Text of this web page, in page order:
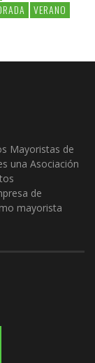
VERANO
Mayoristas de
una Asociación
de
mayorista